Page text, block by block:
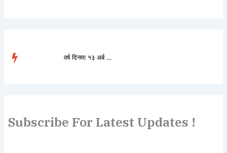
वर्ष दिनमा १३ अर्ब ७७ क�...
Subscribe For Latest Updates !